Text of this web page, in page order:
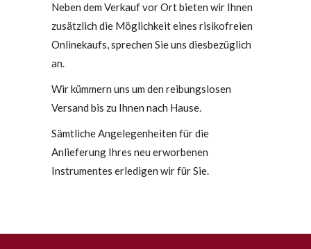
Neben dem Verkauf vor Ort bieten wir Ihnen
zusätzlich die Möglichkeit eines risikofreien
Onlinekaufs, sprechen Sie uns diesbezüglich
an.
Wir kümmern uns um den reibungslosen
Versand bis zu Ihnen nach Hause.
Sämtliche Angelegenheiten für die
Anlieferung Ihres neu erworbenen
Instrumentes erledigen wir für Sie.